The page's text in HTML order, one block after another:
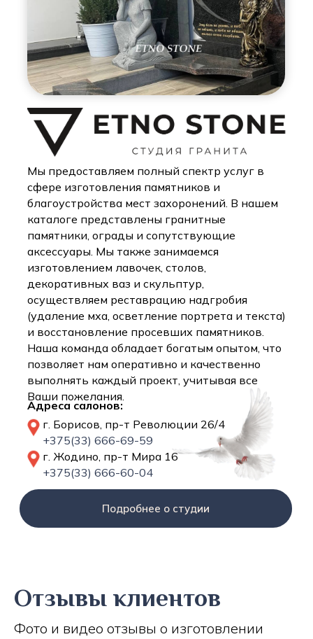
Мы предоставляем полный спектр услуг в
сфере изготовления памятников и
благоустройства мест захоронений. В нашем
каталоге представлены гранитные
памятники, ограды и сопутствующие
аксессуары. Мы также занимаемся
изготовлением лавочек, столов,
декоративных ваз и скульптур,
осуществляем реставрацию надгробия
(удаление мха, осветление портрета и текста)
и восстановление просевших памятников.
Наша команда обладает богатым опытом, что
позволяет нам оперативно и качественно
выполнять каждый проект, учитывая все
Ваши пожелания.
Адреса салонов:
г. Борисов, пр-т Революции 26/4
+375(33) 666-69-59
г. Жодино, пр-т Мира 16
+375(33) 666-60-04
Подробнее о студии
Отзывы клиентов
Фото и видео отзывы о изготовлении